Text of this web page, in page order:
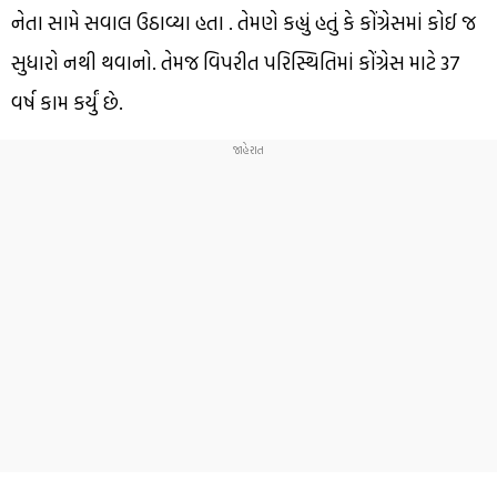
નેતા સામે સવાલ ઉઠાવ્યા હતા . તેમણે કહ્યું હતું કે કોંગ્રેસમાં કોઈ જ
સુધારો નથી થવાનો. તેમજ વિપરીત પરિસ્થિતિમાં કોંગ્રેસ માટે 37
વર્ષ કામ કર્યું છે.